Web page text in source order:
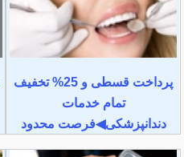
پرداخت قسطی و 25% تخفیف
تمام خدمات
دندانپزشکی◀فرصت محدود